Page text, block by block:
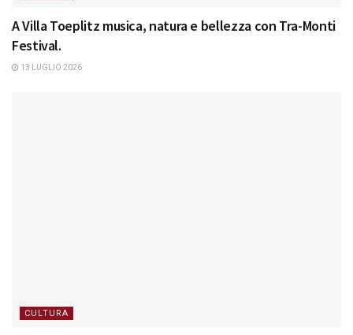
A Villa Toeplitz musica, natura e bellezza con Tra-Monti
Festival.
13 LUGLIO 2026
CULTURA